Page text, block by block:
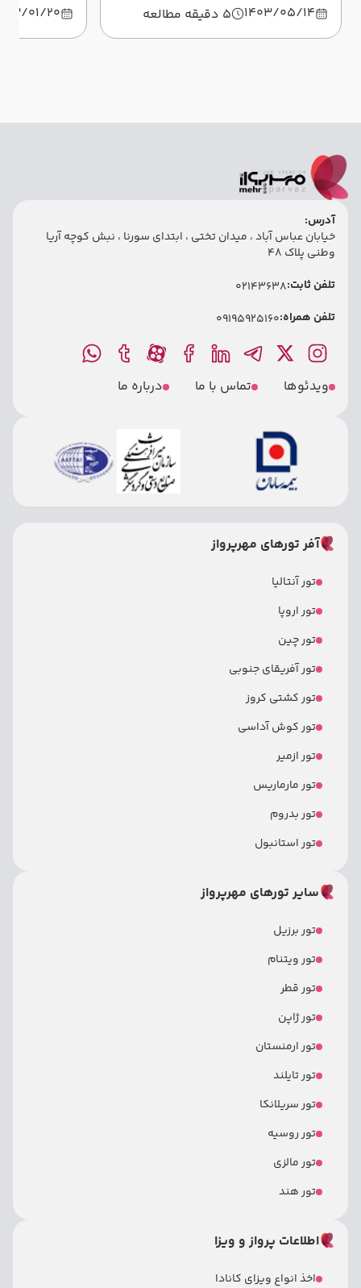
سنگی قرار گرفته و در این مطلب آن را
خواهید شناخت.
1403/05/14 5 دقیقه مطالعه
جاهای
یک راهنمای
01/20
آدرس:
خیابان عباس آباد ، میدان تختی ، ابتدای سورنا ، نبش کوچه آریا
وطنی پلاک 48
تلفن ثابت:02143638
تلفن همراه:09195925160
ویدئوها تماس با ما درباره ما
آفر تورهای مهرپرواز
تور آنتالیا
تور اروپا
تور چین
تور آفریقای جنوبی
تور کشتی کروز
تور کوش آداسی
تور ازمیر
تور مارماریس
تور بدروم
تور استانبول
سایر تورهای مهرپرواز
تور برزیل
تور ویتنام
تور قطر
تور ژاپن
تور ارمنستان
تور تایلند
تور سریلانکا
تور روسیه
تور مالزی
تور هند
اطلاعات پرواز و ویزا
اخذ انواع ویزای کانادا